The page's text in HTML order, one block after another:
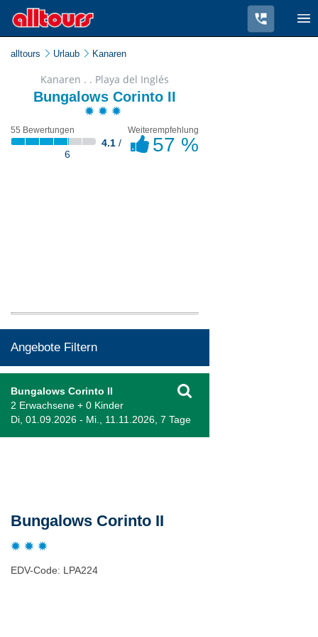
alltours Urlaub Kanaren
Kanaren . . Playa del Inglés
Bungalows Corinto II
55 Bewertungen
4.1 /
6
Weiterempfehlung
57 %
Angebote Filtern
Bungalows Corinto II
2 Erwachsene + 0 Kinder
Di, 01.09.2026 - Mi., 11.11.2026, 7 Tage
Bungalows Corinto II
EDV-Code: LPA224